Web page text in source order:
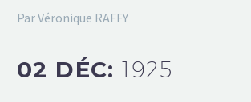
Par Véronique RAFFY
02 DÉC:1925